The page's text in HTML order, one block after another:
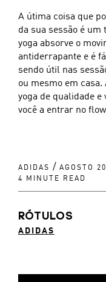
A útima coisa que
da sua sessão é um
yoga absorve o
antiderrapante e é
sendo útil nas
ou mesmo em
yoga de qualidade e
você a entrar no
ADIDAS / AGOSTO
4 MINUTE READ
RÓTULOS
ADIDAS